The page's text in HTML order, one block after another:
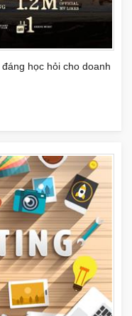
học hỏi cho doanh